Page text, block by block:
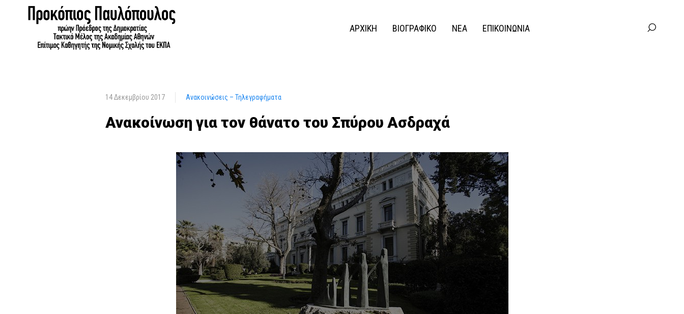
ΑΡΧΙΚΗ ΒΙΟΓΡΑΦΙΚΟ ΝΕΑ ΕΠΙΚΟΙΝΩΝΙΑ
14 Δεκεμβρίου 2017 Ανακοινώσεις – Τηλεγραφήματα
Ανακοίνωση για τον θάνατο του Σπύρου Ασδραχά